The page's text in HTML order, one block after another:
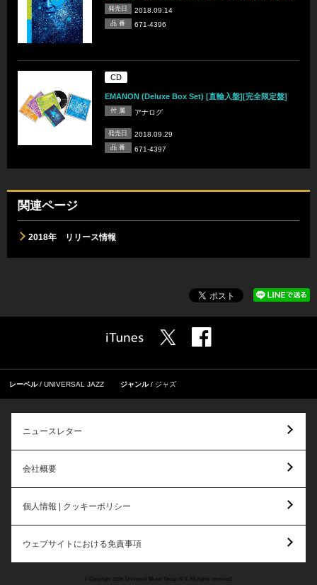
発売日 2018.09.14
品 番 671-4396
CD
EMANON (Deluxe Box Set) [直輸入盤][完全限定盤]
付 属 アナログ
発売日 2018.09.29
品 番 671-4397
関連ページ
2018年 リリース情報
レーベル UNIVERSAL JAZZ ジャンル ジャズ
ニュースレター
会社概要
個人情報 | クッキーポリシー
ウェブサイトにおける免責事項
© Copyright 2026 Universal Music Group N.V. All rights reserved.